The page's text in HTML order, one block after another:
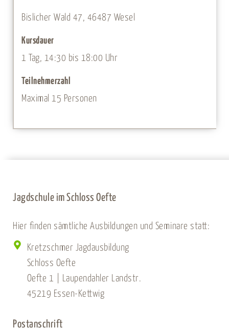
Bislicher Wald 47, 46487 Wesel
Kursdauer
1 Tag, 14:30 bis 18:00 Uhr
Teilnehmerzahl
Maximal 15 Personen
Jagdschule im Schloss Oefte
Hier finden sämtliche Ausbildungen und Seminare statt:
Kretzschmer Jagdausbildung
Schloss Oefte
Oefte 1 | Laupendahler Landstr.
45219 Essen-Kettwig
Postanschrift